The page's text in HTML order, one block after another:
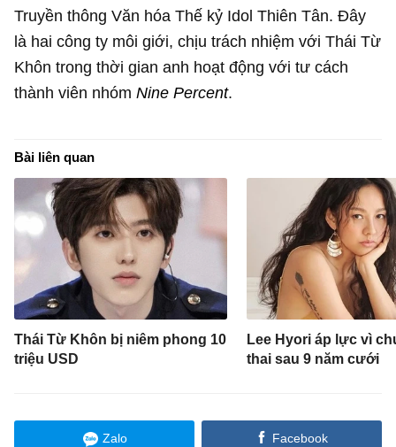
Truyền thông Văn hóa Thế kỷ Idol Thiên Tân. Đây
là hai công ty môi giới, chịu trách nhiệm với Thái Từ
Khôn trong thời gian anh hoạt động với tư cách
thành viên nhómNine Percent.
Bài liên quan
Thái Từ Khôn bị niêm phong 10
triệu USD
Lee Hyori áp lực vì
thai sau 9 năm cưới
Zalo Facebook